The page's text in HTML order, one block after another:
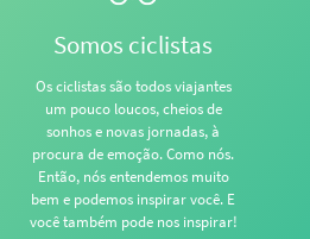
Somos ciclistas
Os ciclistas são todos viajantes
um pouco loucos, cheios de
sonhos e novas jornadas, à
procura de emoção. Como nós.
Então, nós entendemos muito
bem e podemos inspirar você. E
você também pode nos inspirar!